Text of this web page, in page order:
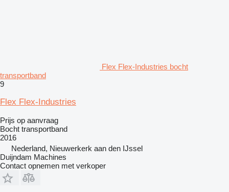
Flex Flex-Industries bocht
transportband
9
Flex Flex-Industries
Prijs op aanvraag
Bocht transportband
2016
Nederland, Nieuwerkerk aan den IJssel
Duijndam Machines
Contact opnemen met verkoper